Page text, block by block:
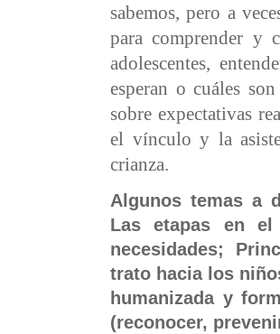
sabemos, pero a
para comprender y
adolescentes,
esperan o cuáles
sobre expectativas
el vínculo y la
crianza.
Algunos temas a
Las etapas en
necesidades;
trato hacia los
humanizada y
(reconocer,